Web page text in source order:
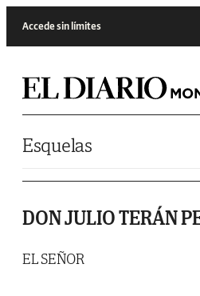
Accede sin límites
Esquelas
DON JULIO TERÁN
EL SEÑOR